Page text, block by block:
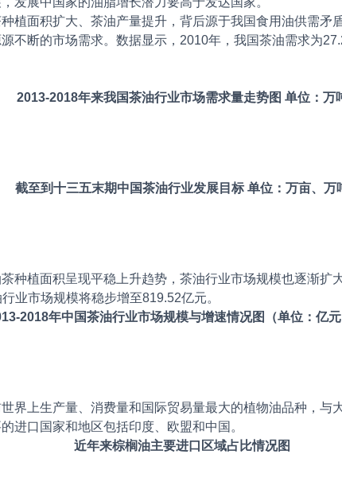
植面积扩大、茶油产量提升，背后源于我国食用油供需矛
不断的市场需求。数据显示，2010年，我国茶油需求为
2013-2018年来我国茶油行业市场需求量走势图 单位：万
截至到十三五末期中国茶油行业发展目标 单位：万亩、万
种植面积呈现平稳上升趋势，茶油行业市场规模也逐渐扩
业市场规模将稳步增至819.52亿元。
2018年中国茶油行业市场规模与增速情况图（单位：亿元
界上生产量、消费量和国际贸易量最大的植物油品种，与
进口国家和地区包括印度、欧盟和中国。
近年来棕榈油主要进口区域占比情况图